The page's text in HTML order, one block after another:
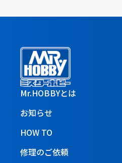
Mr.HOBBYとは
お知らせ
HOW TO
修理のご依頼